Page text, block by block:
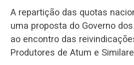
A repartição das quotas
uma proposta do Governo
ao encontro das
Produtores de Atum e